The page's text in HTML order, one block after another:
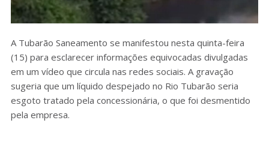
A Tubarão Saneamento se manifestou nesta quinta-feira
(15) para esclarecer informações equivocadas divulgadas
em um vídeo que circula nas redes sociais. A gravação
sugeria que um líquido despejado no Rio Tubarão seria
esgoto tratado pela concessionária, o que foi desmentido
pela empresa.